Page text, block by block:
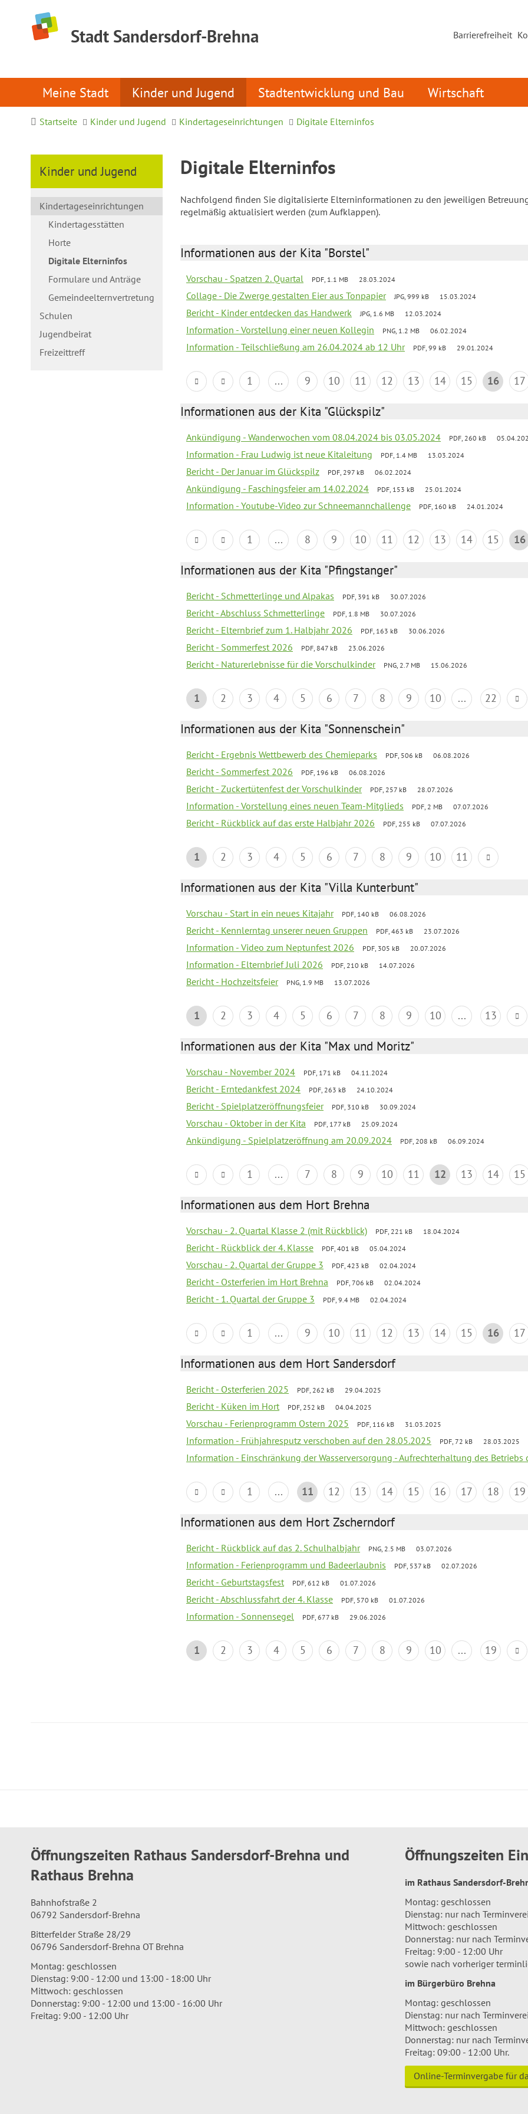
Stadt Sandersdorf-Brehna Barrierefreiheit
Meine Stadt Kinder und Jugend Stadtentwicklung und Bau Wirtschaft
Startseite Kinder und Jugend Kindertageseinrichtungen Digitale Elterninfos
Kinder und Jugend
Kindertageseinrichtungen
Kindertagesstätten
Horte
Digitale Elterninfos
Formulare und Anträge
Gemeindeelternvertretung
Schulen
Jugendbeirat
Freizeittreff
Digitale Elterninfos
Nachfolgend finden Sie digitalisierte Elterninformationen zu den jeweiligen
regelmäßig aktualisiert werden (zum Aufklappen).
Informationen aus der Kita "Borstel"
Vorschau - Spatzen 2. Quartal PDF, 1.1 MB 28.03.2024
Collage - Die Zwerge gestalten Eier aus Tonpapier JPG, 999 kB 15.03.2024
Bericht - Kinder entdecken das Handwerk JPG, 1.6 MB 12.03.2024
Information - Vorstellung einer neuen Kollegin PNG, 1.2 MB 06.02.2024
Information - Teilschließung am 26.04.2024 ab 12 Uhr PDF, 99 kB 29.01.2024
1 ... 9 10 11 12 13 14 15 16 17
Informationen aus der Kita "Glückspilz"
Ankündigung - Wanderwochen vom 08.04.2024 bis 03.05.2024 PDF, 260 kB
Information - Frau Ludwig ist neue Kitaleitung PDF, 1.4 MB 13.03.2024
Bericht - Der Januar im Glückspilz PDF, 297 kB 06.02.2024
Ankündigung - Faschingsfeier am 14.02.2024 PDF, 153 kB 25.01.2024
Information - Youtube-Video zur Schneemannchallenge PDF, 160 kB 24.01.2024
1 ... 8 9 10 11 12 13 14 15 16
Informationen aus der Kita "Pfingstanger"
Bericht - Schmetterlinge und Alpakas PDF, 391 kB 30.07.2026
Bericht - Abschluss Schmetterlinge PDF, 1.8 MB 30.07.2026
Bericht - Elternbrief zum 1. Halbjahr 2026 PDF, 163 kB 30.06.2026
Bericht - Sommerfest 2026 PDF, 847 kB 23.06.2026
Bericht - Naturerlebnisse für die Vorschulkinder PNG, 2.7 MB 15.06.2026
1 2 3 4 5 6 7 8 9 10 ... 22
Informationen aus der Kita "Sonnenschein"
Bericht - Ergebnis Wettbewerb des Chemieparks PDF, 506 kB 06.08.2026
Bericht - Sommerfest 2026 PDF, 196 kB 06.08.2026
Bericht - Zuckertütenfest der Vorschulkinder PDF, 257 kB 28.07.2026
Information - Vorstellung eines neuen Team-Mitglieds PDF, 2 MB 07.07.2026
Bericht - Rückblick auf das erste Halbjahr 2026 PDF, 255 kB 07.07.2026
1 2 3 4 5 6 7 8 9 10 11
Informationen aus der Kita "Villa Kunterbunt"
Vorschau - Start in ein neues Kitajahr PDF, 140 kB 06.08.2026
Bericht - Kennlerntag unserer neuen Gruppen PDF, 463 kB 23.07.2026
Information - Video zum Neptunfest 2026 PDF, 305 kB 20.07.2026
Information - Elternbrief Juli 2026 PDF, 210 kB 14.07.2026
Bericht - Hochzeitsfeier PNG, 1.9 MB 13.07.2026
1 2 3 4 5 6 7 8 9 10 ... 13
Informationen aus der Kita "Max und Moritz"
Vorschau - November 2024 PDF, 171 kB 04.11.2024
Bericht - Erntedankfest 2024 PDF, 263 kB 24.10.2024
Bericht - Spielplatzeröffnungsfeier PDF, 310 kB 30.09.2024
Vorschau - Oktober in der Kita PDF, 177 kB 25.09.2024
Ankündigung - Spielplatzeröffnung am 20.09.2024 PDF, 208 kB 06.09.2024
1 ... 7 8 9 10 11 12 13 14 15
Informationen aus dem Hort Brehna
Vorschau - 2. Quartal Klasse 2 (mit Rückblick) PDF, 221 kB 18.04.2024
Bericht - Rückblick der 4. Klasse PDF, 401 kB 05.04.2024
Vorschau - 2. Quartal der Gruppe 3 PDF, 423 kB 02.04.2024
Bericht - Osterferien im Hort Brehna PDF, 706 kB 02.04.2024
Bericht - 1. Quartal der Gruppe 3 PDF, 9.4 MB 02.04.2024
1 ... 9 10 11 12 13 14 15 16 17
Informationen aus dem Hort Sandersdorf
Bericht - Osterferien 2025 PDF, 262 kB 29.04.2025
Bericht - Küken im Hort PDF, 252 kB 04.04.2025
Vorschau - Ferienprogramm Ostern 2025 PDF, 116 kB 31.03.2025
Information - Frühjahresputz verschoben auf den 28.05.2025 PDF, 72 kB 28.03.2025
Information - Einschränkung der Wasserversorgung - Aufrechterhaltung des Betriebs
1 ... 11 12 13 14 15 16 17 18 19
Informationen aus dem Hort Zscherndorf
Bericht - Rückblick auf das 2. Schulhalbjahr PNG, 2.5 MB 03.07.2026
Information - Ferienprogramm und Badeerlaubnis PDF, 537 kB 02.07.2026
Bericht - Geburtstagsfest PDF, 612 kB 01.07.2026
Bericht - Abschlussfahrt der 4. Klasse PDF, 570 kB 01.07.2026
Information - Sonnensegel PDF, 677 kB 29.06.2026
1 2 3 4 5 6 7 8 9 10 ... 19
Öffnungszeiten Rathaus Sandersdorf-Brehna und
Rathaus Brehna
Bahnhofstraße 2
06792 Sandersdorf-Brehna
Bitterfelder Straße 28/29
06796 Sandersdorf-Brehna OT Brehna
Montag: geschlossen
Dienstag: 9:00 - 12:00 und 13:00 - 18:00 Uhr
Mittwoch: geschlossen
Donnerstag: 9:00 - 12:00 und 13:00 - 16:00 Uhr
Freitag: 9:00 - 12:00 Uhr
Öffnungszeiten
im Rathaus Sandersdorf-
Montag: geschlossen
Dienstag: nur nach
Mittwoch: geschlossen
Donnerstag: nur nach
Freitag: 9:00 - 12:00 Uhr
sowie nach vorheriger
im Bürgerbüro Brehna
Montag: geschlossen
Dienstag: nur nach
Mittwoch: geschlossen
Donnerstag: nur nach
Freitag: 09:00 - 12:00 Uhr.
Online-Terminvergabe für